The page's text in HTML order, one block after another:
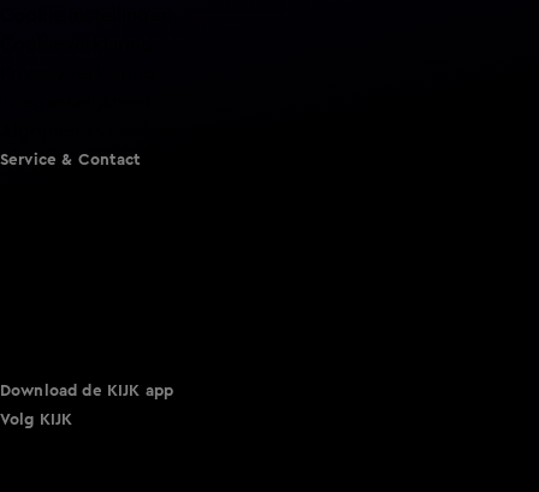
Service & Contact
Download de KIJK app
Volg KIJK